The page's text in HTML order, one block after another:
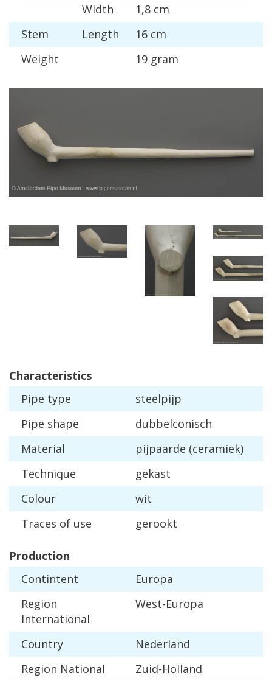
Width
1,8 cm
Stem
Length 16 cm
Weight
19 gram
Characteristics
Pipe type
steelpijp
Pipe shape
dubbelconisch
Material
pijpaarde (ceramiek)
Technique
gekast
Colour
wit
Traces of use gerookt
Production
Contintent
Europa
Region
International
West-Europa
Country
Nederland
Region National Zuid-Holland